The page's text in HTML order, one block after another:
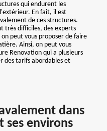
qui endurent les
En fait, il est
de ces structures.
très difficiles, des experts
peut vous proposer de faire
Ainsi, on peut vous
Renovation qui a plusieurs
des tarifs abordables et
dans
ses environs